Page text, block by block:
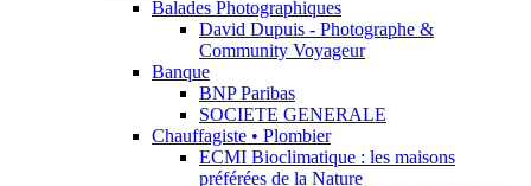
Balades Photographiques
David Dupuis - Photographe &
Community Voyageur
Banque
BNP Paribas
SOCIETE GENERALE
Chauffagiste • Plombier
ECMI Bioclimatique : les maisons
préférées de la Nature